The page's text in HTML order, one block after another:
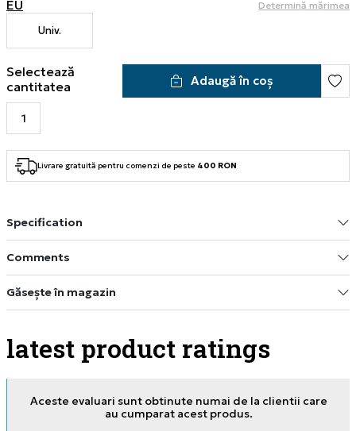
EU Determină mărimea
Univ.
Selectează
cantitatea
Adaugă în coș
Livrare gratuită pentru comenzi de peste 400 RON
Specification
Comments
Găsește în magazin
latest product ratings
Aceste evaluari sunt obtinute numai de la clientii care
au cumparat acest produs.